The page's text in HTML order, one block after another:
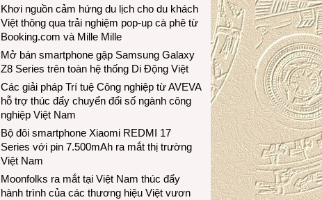
Khơi nguồn cảm hứng du lịch cho du khách
Việt thông qua trải nghiệm pop-up cà phê từ
Booking.com và Mille Mille
Mở bán smartphone gập Samsung Galaxy
Z8 Series trên toàn hệ thống Di Động Việt
Các giải pháp Trí tuệ Công nghiệp từ AVEVA
hỗ trợ thúc đẩy chuyển đổi số ngành công
nghiệp Việt Nam
Bộ đôi smartphone Xiaomi REDMI 17
Series với pin 7.500mAh ra mắt thị trường
Việt Nam
Moonfolks ra mắt tại Việt Nam thúc đẩy
hành trình của các thương hiệu Việt vươn